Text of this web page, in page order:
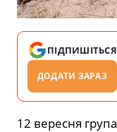
ПІДПИШІТЬСЯ
ДОДАТИ ЗАРАЗ
12 вересня